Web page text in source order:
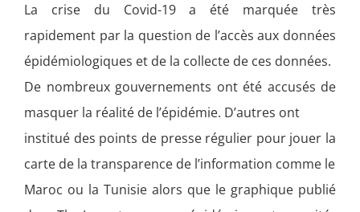
La crise du Covid-19 a été marquée très
rapidement par la question de l’accès aux données
épidémiologiques et de la collecte de ces données.
De nombreux gouvernements ont été accusés de
masquer la réalité de l’épidémie. D’autres ont
institué des points de presse régulier pour jouer la
carte de la transparence de l’information comme le
Maroc ou la Tunisie alors que le graphique publié